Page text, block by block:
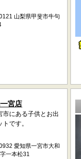
山梨県甲斐市牛句
宮店
市にある子供とお出
です。
愛知県一宮市大和
一本松31